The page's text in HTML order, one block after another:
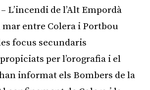
L’incendi de l’Alt Empordà
mar entre Colera i Portbou
focus secundaris
per l’orografia i el
informat els Bombers de la